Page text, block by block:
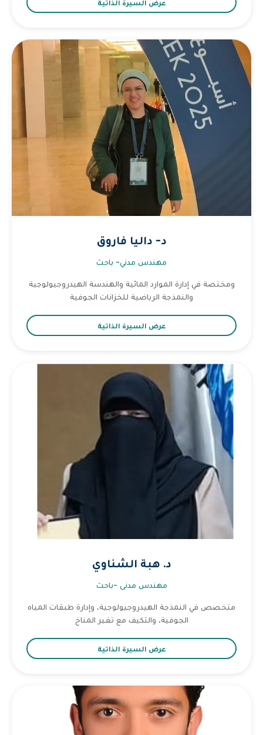
عرض السيرة الذاتية
د- داليا فاروق
مهندس مدني- باحث
ومختصة في إدارة الموارد المائية والهندسة الهيدروجيولوجية
والنمذجة الرياضية للخزانات الجوفية
عرض السيرة الذاتية
د. هبة الشناوي
مهندس مدنى -باحث
متخصص في النمذجة الهيدروجيولوجية، وإدارة طبقات المياه
الجوفية، والتكيف مع تغير المناخ
عرض السيرة الذاتية